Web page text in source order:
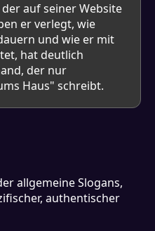
der auf seiner Website
er verlegt, wie
und wie er mit
hat deutlich
der nur
Haus" schreibt.
allgemeine Slogans,
authentischer